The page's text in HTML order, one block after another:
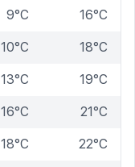
9°C 16°C
10°C 18°C
13°C 19°C
16°C 21°C
18°C 22°C